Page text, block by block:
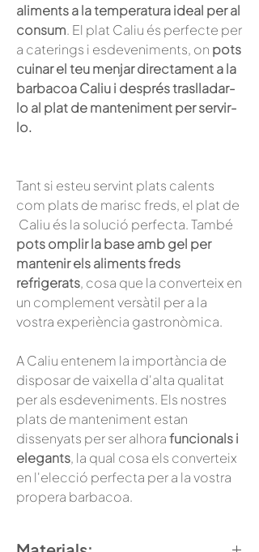
aliments a la temperatura ideal per al
consum. El plat Caliu és perfecte per
a caterings i esdeveniments, on pots
cuinar el teu menjar directament a la
barbacoa Caliu i després traslladar-
lo al plat de manteniment per servir-
lo.
Tant si esteu servint plats calents
com plats de marisc freds, el plat de
Caliu és la solució perfecta. També
pots omplir la base amb gel per
mantenir els aliments freds
refrigerats, cosa que la converteix en
un complement versàtil per a la
vostra experiència gastronòmica.
A Caliu entenem la importància de
disposar de vaixella d'alta qualitat
per als esdeveniments. Els nostres
plats de manteniment estan
dissenyats per ser alhorafuncionals i
elegants, la qual cosa els converteix
en l'elecció perfecta per a la vostra
propera barbacoa.